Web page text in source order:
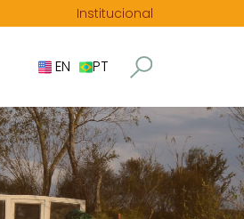
Institucional
EN PT